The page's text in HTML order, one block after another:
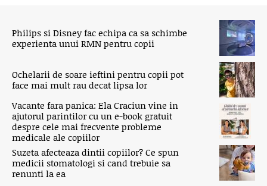
Philips si Disney fac echipa ca sa schimbe
experienta unui RMN pentru copii
Ochelarii de soare ieftini pentru copii pot
face mai mult rau decat lipsa lor
Vacante fara panica: Ela Craciun vine in
ajutorul parintilor cu un e-book gratuit
despre cele mai frecvente probleme
medicale ale copiilor
Suzeta afecteaza dintii copiilor? Ce spun
medicii stomatologi si cand trebuie sa
renunti la ea